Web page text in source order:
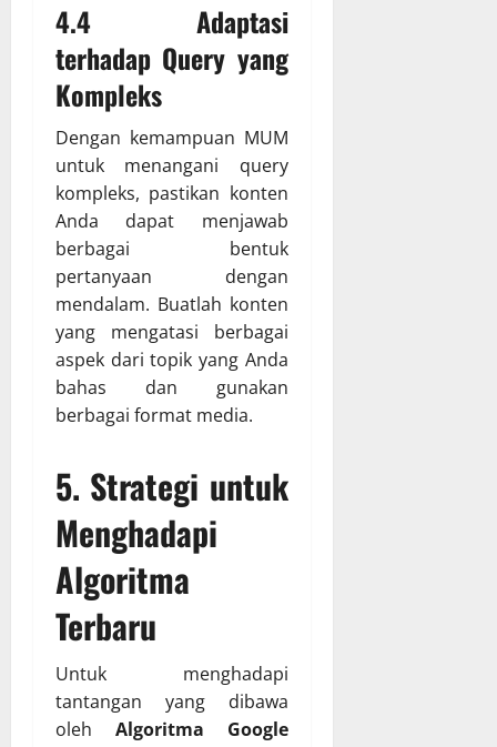
4.4 Adaptasi
terhadap Query yang
Kompleks
Dengan kemampuan MUM
untuk menangani query
kompleks, pastikan konten
Anda dapat menjawab
berbagai bentuk
pertanyaan dengan
mendalam. Buatlah konten
yang mengatasi berbagai
aspek dari topik yang Anda
bahas dan gunakan
berbagai format media.
5. Strategi untuk
Menghadapi
Algoritma
Terbaru
Untuk menghadapi
tantangan yang dibawa
oleh Algoritma Google